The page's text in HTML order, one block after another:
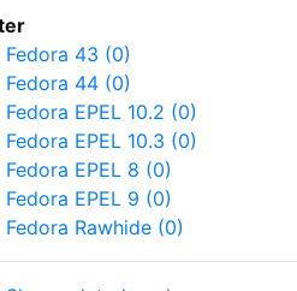
Fedora 43 (0)
Fedora 44 (0)
Fedora EPEL 10.2 (0)
Fedora EPEL 10.3 (0)
Fedora EPEL 8 (0)
Fedora EPEL 9 (0)
Fedora Rawhide (0)